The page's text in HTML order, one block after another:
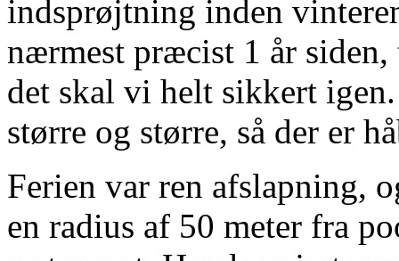
indsprøjtning inden
nærmest præcist 1 år
det skal vi helt sikkert
større og større, så der er
Ferien var ren afslapning,
en radius af 50 meter fra